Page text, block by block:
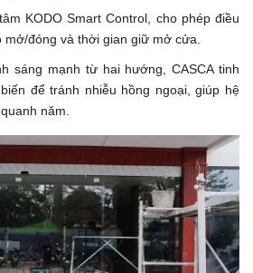
KODO Smart Control, cho phép điều
mở/đóng và thời gian giữ mở cửa.
sáng mạnh từ hai hướng, CASCA tinh
để tránh nhiễu hồng ngoại, giúp hệ
năm.